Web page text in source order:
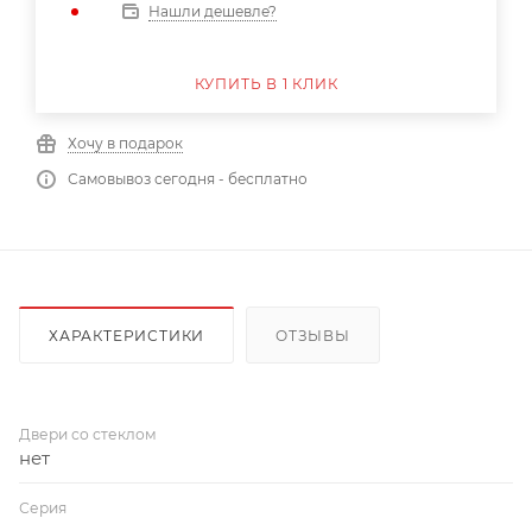
Нашли дешевле?
КУПИТЬ В 1 КЛИК
Хочу в подарок
Самовывоз сегодня - бесплатно
ХАРАКТЕРИСТИКИ ОТЗЫВЫ
Двери со стеклом
нет
Серия